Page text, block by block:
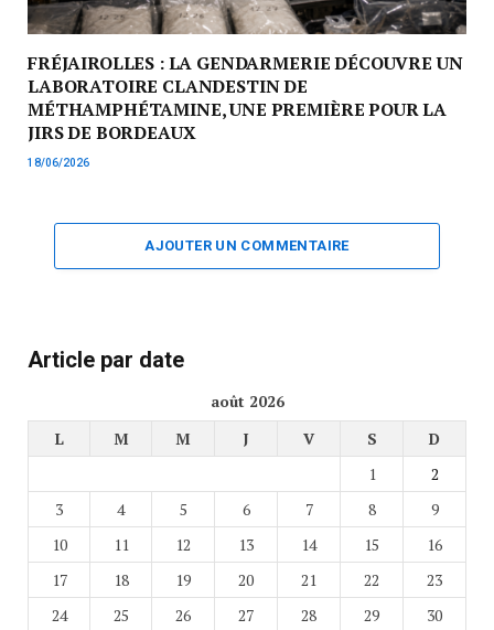
FRÉJAIROLLES : LA GENDARMERIE DÉCOUVRE UN
LABORATOIRE CLANDESTIN DE
MÉTHAMPHÉTAMINE, UNE PREMIÈRE POUR LA
JIRS DE BORDEAUX
18/06/2026
AJOUTER UN COMMENTAIRE
Article par date
août 2026
L
M M J V S
D
1
2
3
4 5 6 7 8
9
10
11 12 13 14 15
16
17
18 19 20 21 22
23
24
25 26 27 28 29
30